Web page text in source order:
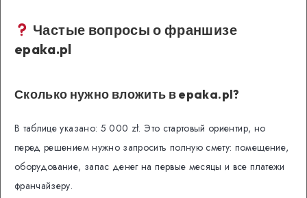
Частые вопросы о франшизе
epaka.pl
Сколько нужно вложить в epaka.pl?
В таблице указано: 5 000 zł. Это стартовый ориентир, но
перед решением нужно запросить полную смету: помещение,
оборудование, запас денег на первые месяцы и все платежи
франчайзеру.